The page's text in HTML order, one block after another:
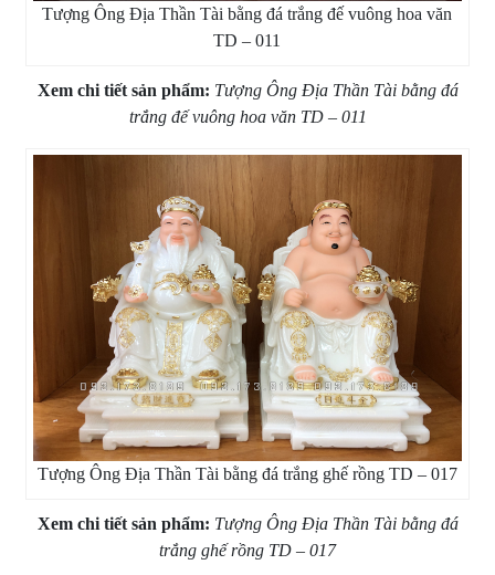
Tượng Ông Địa Thần Tài bằng đá trắng đế vuông hoa văn
TD – 011
Xem chi tiết sản phẩm: Tượng Ông Địa Thần Tài bằng đá
trắng đế vuông hoa văn TD – 011
Tượng Ông Địa Thần Tài bằng đá trắng ghế rồng TD – 017
Xem chi tiết sản phẩm: Tượng Ông Địa Thần Tài bằng đá
trắng ghế rồng TD – 017